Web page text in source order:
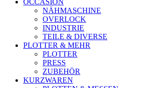
OCCASION
NÄHMASCHINE
OVERLOCK
INDUSTRIE
TEILE & DIVERSE
PLOTTER & MEHR
PLOTTER
PRESS
ZUBEHÖR
KURZWAREN